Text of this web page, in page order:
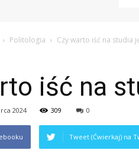
Politologia Czy warto iść na studia
iść na
2024 309 0
Tweet (Ćwierkaj) na